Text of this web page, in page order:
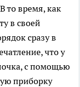
то время, как
в своей
сразу в
что у
с помощью
приборку